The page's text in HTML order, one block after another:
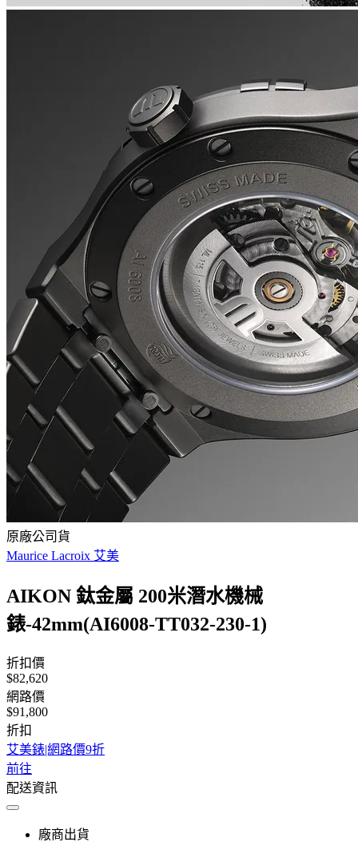
原廠公司貨
Maurice Lacroix 艾美
AIKON 鈦金屬 200米潛水機械
錶-42mm(AI6008-TT032-230-1)
折扣價
$82,620
網路價
$91,800
折扣
艾美錶|網路價9折
前往
配送資訊
廠商出貨